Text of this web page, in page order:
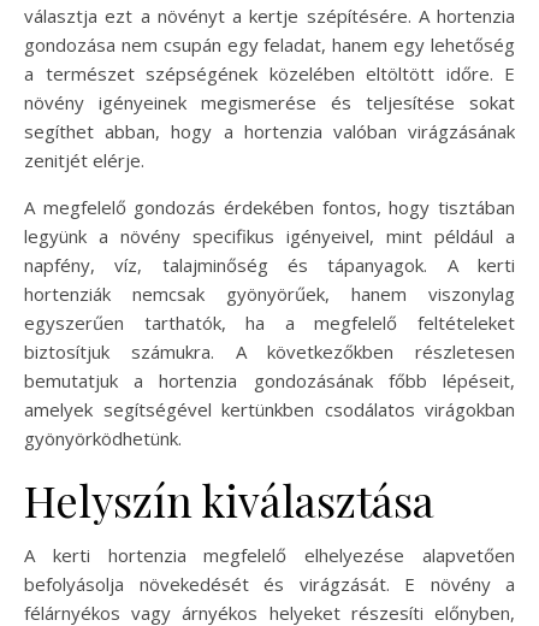
választja ezt a növényt a kertje szépítésére. A hortenzia
gondozása nem csupán egy feladat, hanem egy lehetőség
a természet szépségének közelében eltöltött időre. E
növény igényeinek megismerése és teljesítése sokat
segíthet abban, hogy a hortenzia valóban virágzásának
zenitjét elérje.
A megfelelő gondozás érdekében fontos, hogy tisztában
legyünk a növény specifikus igényeivel, mint például a
napfény, víz, talajminőség és tápanyagok. A kerti
hortenziák nemcsak gyönyörűek, hanem viszonylag
egyszerűen tarthatók, ha a megfelelő feltételeket
biztosítjuk számukra. A következőkben részletesen
bemutatjuk a hortenzia gondozásának főbb lépéseit,
amelyek segítségével kertünkben csodálatos virágokban
gyönyörködhetünk.
Helyszín kiválasztása
A kerti hortenzia megfelelő elhelyezése alapvetően
befolyásolja növekedését és virágzását. E növény a
félárnyékos vagy árnyékos helyeket részesíti előnyben,